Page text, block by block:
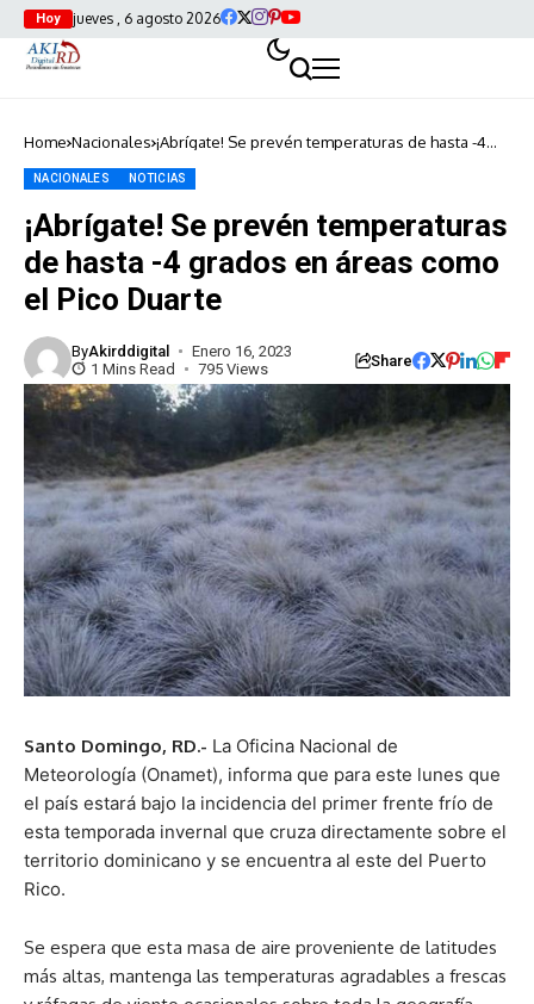
Hoy jueves , 6 agosto 2026
Home Nacionales ¡Abrígate! Se prevén temperaturas de hasta -4
NACIONALES NOTICIAS
¡Abrígate! Se prevén temperaturas
de hasta -4 grados en áreas como
el Pico Duarte
ByAkirddigital
Enero 16, 2023
1 Mins Read
795 Views Share
Santo Domingo, RD.- La Oficina Nacional de
Meteorología (Onamet), informa que para este lunes que
el país estará bajo la incidencia del primer frente frío de
esta temporada invernal que cruza directamente sobre el
territorio dominicano y se encuentra al este del Puerto
Rico.
Se espera que esta masa de aire proveniente de latitudes
más altas, mantenga las temperaturas agradables a frescas